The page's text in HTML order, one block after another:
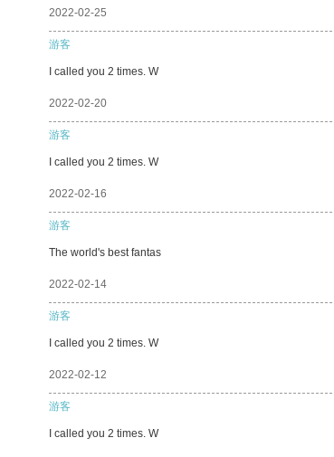
2022-02-25
游客
I called you 2 times. W
2022-02-20
游客
I called you 2 times. W
2022-02-16
游客
The world's best fantas
2022-02-14
游客
I called you 2 times. W
2022-02-12
游客
I called you 2 times. W